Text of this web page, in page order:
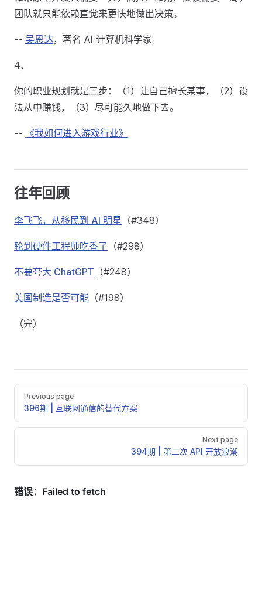
团队就只能依赖直觉来更快地做出决策。
-- 吴恩达，著名 AI 计算机科学家
4、
你的职业规划就是三步：（1）让自己擅长某事，（2）设
法从中赚钱，（3）尽可能久地做下去。
-- 《我如何进入游戏行业》
往年回顾
李飞飞，从移民到 AI 明星 （#348）
轮到硬件工程师吃香了 （#298）
不要夸大 ChatGPT （#248）
美国制造是否可能 （#198）
（完）
Previous page
396期 | 互联网通信的替代方案
Next page
394期 | 第二次 API 开放浪潮